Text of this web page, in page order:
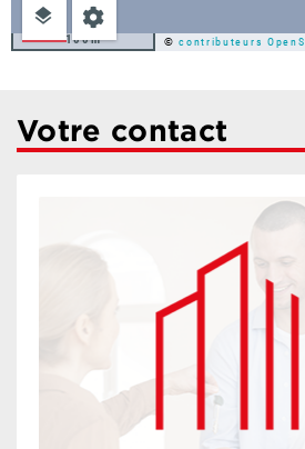
100m ©contributeurs
Votre contact